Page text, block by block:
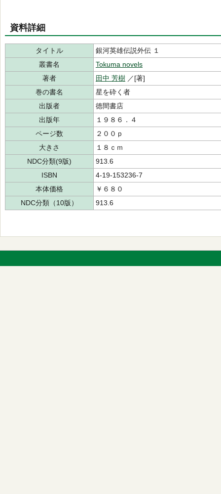
資料詳細
タイトル
銀河英雄伝説外伝 １
叢書名
Tokuma novels
著者
田中 芳樹 ／[著]
巻の書名
星を砕く者
出版者
徳間書店
出版年
１９８６．４
ページ数
２００ｐ
大きさ
１８ｃｍ
NDC分類(9版)
913.6
ISBN
4-19-153236-7
本体価格
￥６８０
NDC分類（10版）
913.6